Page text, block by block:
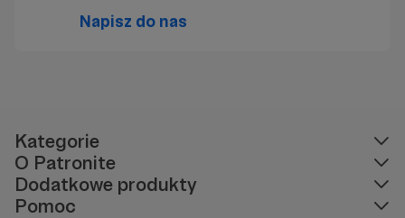
Napisz do nas
Kategorie
O Patronite
Dodatkowe produkty
Pomoc